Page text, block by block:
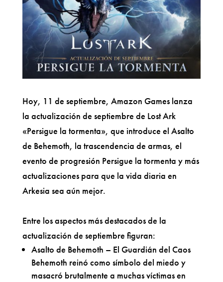
Hoy, 11 de septiembre, Amazon Games lanza
la actualización de septiembre de Lost Ark
«Persigue la tormenta», que introduce el Asalto
de Behemoth, la trascendencia de armas, el
evento de progresión Persigue la tormenta y más
actualizaciones para que la vida diaria en
Arkesia sea aún mejor.
Entre los aspectos más destacados de la
actualización de septiembre figuran:
Asalto de Behemoth – El Guardián del Caos
Behemoth reinó como símbolo del miedo y
masacró brutalmente a muchas víctimas en